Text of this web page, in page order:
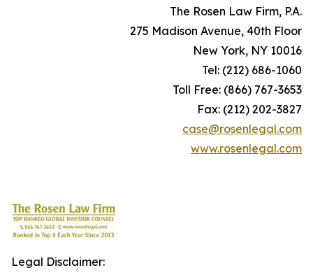
.The Rosen Law Firm, P.A
275 Madison Avenue, 40th Floor
New York, NY 10016
Tel: (212) 686-1060
Toll Free: (866) 767-3653
Fax: (212) 202-3827
case@rosenlegal.com
www.rosenlegal.com
Legal Disclaimer: